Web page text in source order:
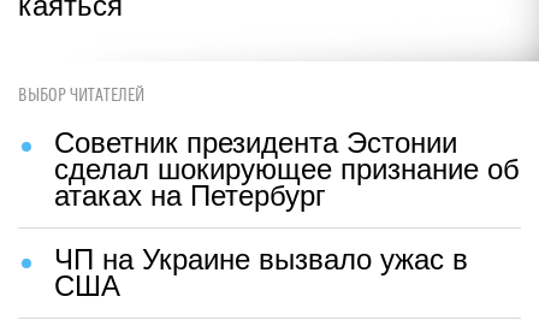
ВЫБОР ЧИТАТЕЛЕЙ
Советник президента Эстонии
сделал шокирующее признание об
атаках на Петербург
ЧП на Украине вызвало ужас в
США